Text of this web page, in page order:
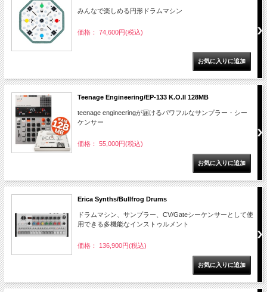
みんなで楽しめる円形ドラムマシン
価格： 74,600円(税込)
Teenage Engineering/EP-133 K.O.II 128MB
teenage engineeringが届けるパワフルなサンプラー・シー
ケンサー
価格： 55,000円(税込)
Erica Synths/Bullfrog Drums
ドラムマシン、サンプラー、CV/Gateシーケンサーとして使
用できる多機能なインストゥルメント
価格： 136,900円(税込)